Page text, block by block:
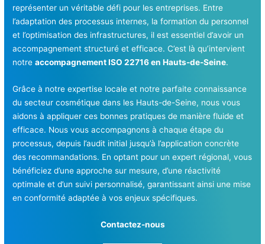
représenter un véritable défi pour les entreprises. Entre
l’adaptation des processus internes, la formation du personnel
et l’optimisation des infrastructures, il est essentiel d’avoir un
accompagnement structuré et efficace. C’est là qu’intervient
notreaccompagnement ISO 22716 en Hauts-de-Seine.
Grâce à notre expertise locale et notre parfaite connaissance
du secteur cosmétique dans les Hauts-de-Seine, nous vous
aidons à appliquer ces bonnes pratiques de manière fluide et
efficace. Nous vous accompagnons à chaque étape du
processus, depuis l’audit initial jusqu’à l’application concrète
des recommandations. En optant pour un expert régional, vous
bénéficiez d’une approche sur mesure, d’une réactivité
optimale et d’un suivi personnalisé, garantissant ainsi une mise
en conformité adaptée à vos enjeux spécifiques.
Contactez-nous